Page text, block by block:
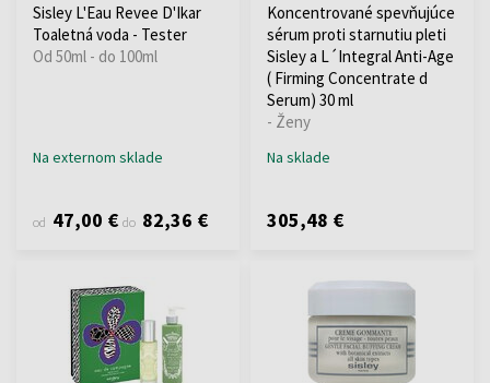
Sisley L'Eau Revee D'Ikar
Toaletná voda - Tester
Od 50ml - do 100ml
Na externom sklade
od 47,00 € do 82,36 €
Koncentrované spevňujúce
sérum proti starnutiu pleti
Sisley a L´Integral Anti-Age
( Firming Concentrate d
Serum) 30 ml
- Ženy
Na sklade
305,48 €